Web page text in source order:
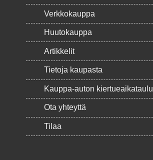
Verkkokauppa
Huutokauppa
Artikkelit
Tietoja kaupasta
Kauppa-auton kiertueaikataulu
Ota yhteyttä
Tilaa